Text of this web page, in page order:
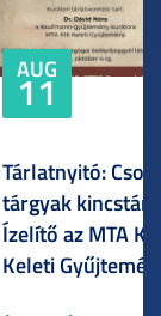
AUG
11
Tárlatnyitó:
tárgyak
Ízelítő az MTA
Keleti